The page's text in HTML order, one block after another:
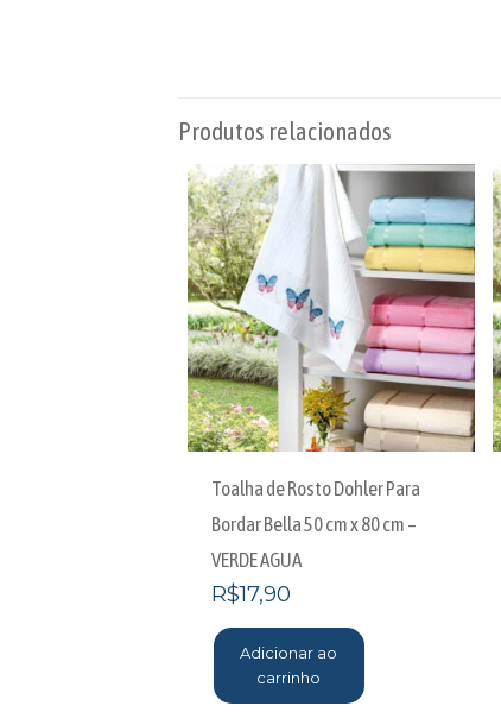
Produtos relacionados
Toalha de Rosto Dohler Para
Bordar Bella 50 cm x 80 cm –
VERDE AGUA
R$17,90
Adicionar ao
carrinho